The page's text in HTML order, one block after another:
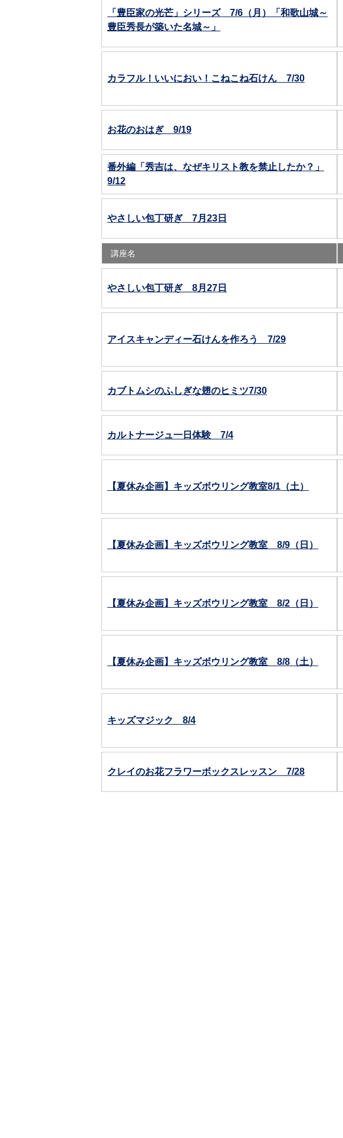
「豊臣家の光芒」シリーズ 7/6（月）「和歌山城～
豊臣秀長が築いた名城～」
カラフル！いいにおい！こねこね石けん 7/30
お花のおはぎ 9/19
番外編「秀吉は、なぜキリスト教を禁止したか？」
9/12
やさしい包丁研ぎ 7月23日
講座名
やさしい包丁研ぎ 8月27日
アイスキャンディー石けんを作ろう 7/29
カブトムシのふしぎな翅のヒミツ7/30
カルトナージュ一日体験 7/4
【夏休み企画】キッズボウリング教室8/1（土）
【夏休み企画】キッズボウリング教室 8/9（日）
【夏休み企画】キッズボウリング教室 8/2（日）
【夏休み企画】キッズボウリング教室 8/8（土）
キッズマジック 8/4
クレイのお花フラワーボックスレッスン 7/28